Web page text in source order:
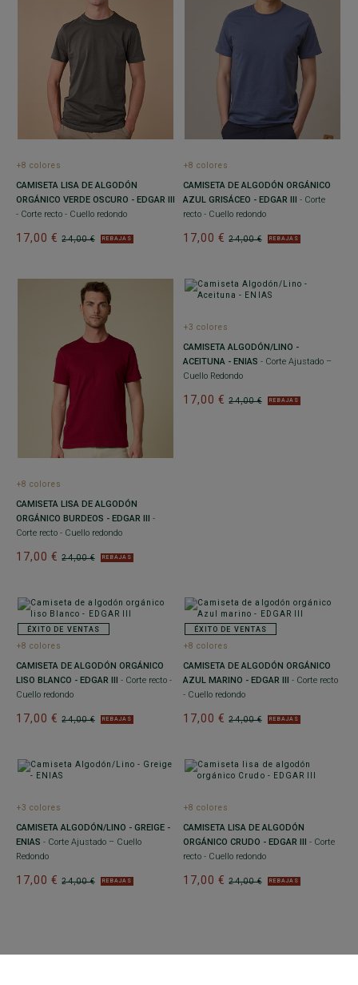
+8 colores
CAMISETA LISA DE ALGODÓN
ORGÁNICO VERDE OSCURO - EDGAR III
- Corte recto - Cuello redondo
24,00 €
17,00 € REBAJAS
+8 colores
CAMISETA DE ALGODÓN ORGÁNICO
AZUL GRISÁCEO - EDGAR III
- Corte
recto - Cuello redondo
24,00 €
17,00 € REBAJAS
+8 colores
CAMISETA LISA DE ALGODÓN
ORGÁNICO BURDEOS - EDGAR III
-
Corte recto - Cuello redondo
24,00 €
17,00 € REBAJAS
+3 colores
CAMISETA ALGODÓN/LINO -
ACEITUNA - ENIAS - Corte Ajustado –
Cuello Redondo
24,00 €
17,00 € REBAJAS
ÉXITO DE VENTAS
+8 colores
CAMISETA DE ALGODÓN ORGÁNICO
LISO BLANCO - EDGAR III
- Corte recto -
Cuello redondo
24,00 €
17,00 € REBAJAS
ÉXITO DE VENTAS
+8 colores
CAMISETA DE ALGODÓN ORGÁNICO
AZUL MARINO - EDGAR III
- Corte recto
- Cuello redondo
24,00 €
17,00 € REBAJAS
+3 colores
CAMISETA ALGODÓN/LINO - GREIGE -
ENIAS - Corte Ajustado – Cuello
Redondo
24,00 €
17,00 € REBAJAS
+8 colores
CAMISETA LISA DE ALGODÓN
ORGÁNICO CRUDO - EDGAR III
- Corte
recto - Cuello redondo
24,00 €
17,00 € REBAJAS